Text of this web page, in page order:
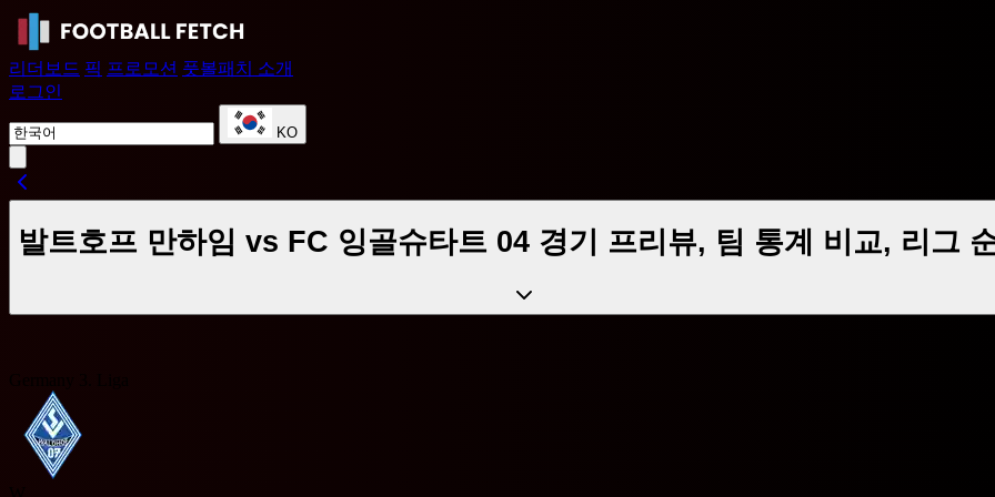
리더보드 픽 프로모션 풋볼패치 소개
로그인
KO
발트호프 만하임 vs FC 잉골슈타트 04 경기 프리뷰, 팀 통계 비교, 리그